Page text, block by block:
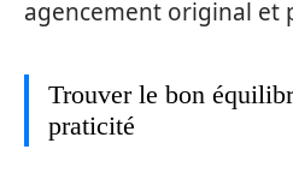
agencement original et
Trouver le bon
praticité